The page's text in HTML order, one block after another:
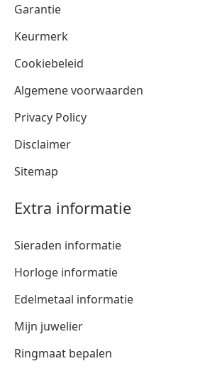
Garantie
Keurmerk
Cookiebeleid
Algemene voorwaarden
Privacy Policy
Disclaimer
Sitemap
Extra informatie
Sieraden informatie
Horloge informatie
Edelmetaal informatie
Mijn juwelier
Ringmaat bepalen